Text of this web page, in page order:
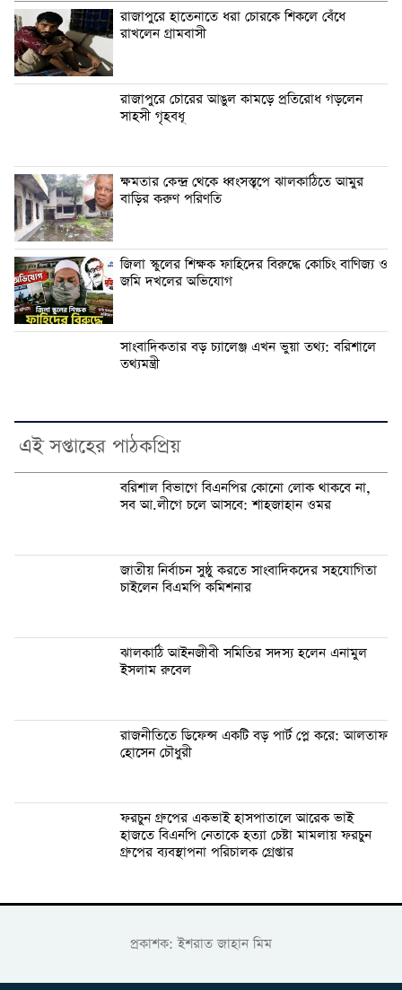
রাজাপুরে হাতেনাতে ধরা চোরকে শিকলে বেঁধে
রাখলেন গ্রামবাসী
রাজাপুরে চোরের আঙুল কামড়ে প্রতিরোধ গড়লেন
সাহসী গৃহবধূ
ক্ষমতার কেন্দ্র থেকে ধ্বংসস্তূপে ঝালকাঠিতে আমুর
বাড়ির করুণ পরিণতি
জিলা স্কুলের শিক্ষক ফাহিদের বিরুদ্ধে কোচিং বাণিজ্য ও
জমি দখলের অভিযোগ
সাংবাদিকতার বড় চ্যালেঞ্জ এখন ভুয়া তথ্য: বরিশালে
তথ্যমন্ত্রী
এই সপ্তাহের পাঠকপ্রিয়
বরিশাল বিভাগে বিএনপির কোনো লোক থাকবে না,
সব আ.লীগে চলে আসবে: শাহজাহান ওমর
জাতীয় নির্বাচন সুষ্ঠু করতে সাংবাদিকদের সহযোগিতা
চাইলেন বিএমপি কমিশনার
ঝালকাঠি আইনজীবী সমিতির সদস্য হলেন এনামুল
ইসলাম রুবেল
রাজনীতিতে ডিফেন্স একটি বড় পার্ট প্লে করে: আলতাফ
হোসেন চৌধুরী
ফরচুন গ্রুপের একভাই হাসপাতালে আরেক ভাই
হাজতে বিএনপি নেতাকে হত্যা চেষ্টা মামলায় ফরচুন
গ্রুপের ব্যবস্থাপনা পরিচালক গ্রেপ্তার
প্রকাশক: ইশরাত জাহান মিম